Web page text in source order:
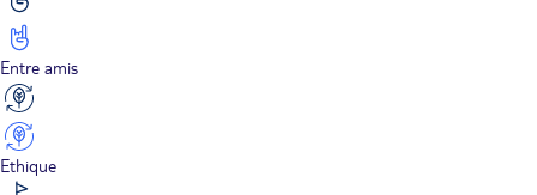
Entre amis
Ethique